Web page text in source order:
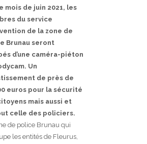
mois de juin 2021, les
du service
de la zone de
Brunau seront
d’une caméra-piéton
Un
de près de
euros pour la sécurité
mais aussi et
celle des policiers.
de police Brunau qui
les entités de Fleurus,